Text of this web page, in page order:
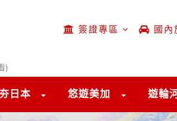
簽證專區 國內
)
日本 悠遊美加 遊輪